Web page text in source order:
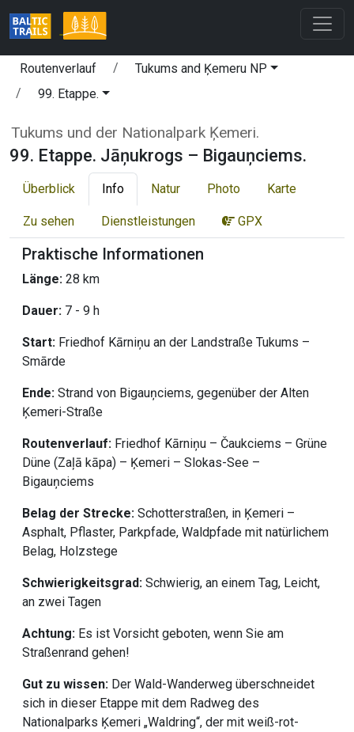
Routenverlauf
Tukums and Ķemeru NP
99. Etappe.
Tukums und der Nationalpark Ķemeri.
99. Etappe. Jāņukrogs – Bigauņciems.
Überblick Info Natur Photo Karte
Zu sehen Dienstleistungen GPX
Praktische Informationen
Länge: 28 km
Dauer: 7 - 9 h
Start: Friedhof Kārniņu an der Landstraße Tukums –
Smārde
Ende: Strand von Bigauņciems, gegenüber der Alten
Ķemeri-Straße
Routenverlauf: Friedhof Kārniņu – Čaukciems – Grüne
Düne (Zaļā kāpa) – Ķemeri – Slokas-See –
Bigauņciems
Belag der Strecke: Schotterstraßen, in Ķemeri –
Asphalt, Pflaster, Parkpfade, Waldpfade mit natürlichem
Belag, Holzstege
Schwierigkeitsgrad: Schwierig, an einem Tag, Leicht,
an zwei Tagen
Achtung: Es ist Vorsicht geboten, wenn Sie am
Straßenrand gehen!
Gut zu wissen: Der Wald-Wanderweg überschneidet
sich in dieser Etappe mit dem Radweg des
Nationalparks Ķemeri „Waldring“, der mit weiß-rot-